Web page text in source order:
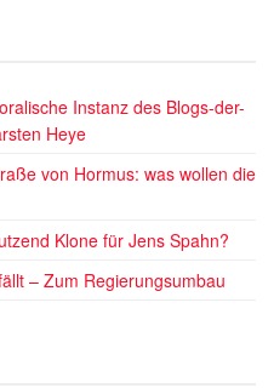
Instanz des Blogs-der-
Heye
von Hormus: was wollen die
Klone für Jens Spahn?
– Zum Regierungsumbau